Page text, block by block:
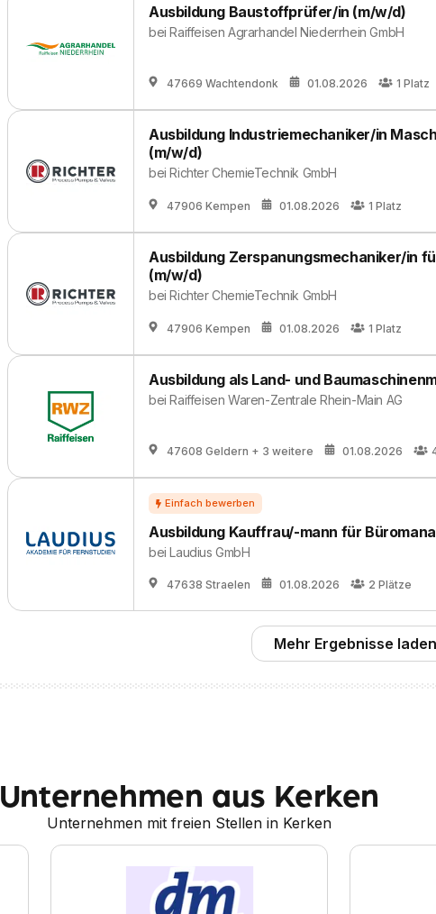
Ausbildung Baustoffprüfer/in (m/w/d)
beiRaiffeisen Agrarhandel Niederrhein GmbH
47669 Wachtendonk 01.08.2026 1 Platz
Ausbildung Industriemechaniker/in
(m/w/d)
beiRichter ChemieTechnik GmbH
47906 Kempen 01.08.2026 1 Platz
Ausbildung Zerspanungsmechaniker/in
(m/w/d)
beiRichter ChemieTechnik GmbH
47906 Kempen 01.08.2026 1 Platz
Ausbildung als Land- und
beiRaiffeisen Waren-Zentrale Rhein-Main AG
47608 Geldern + 3 weitere 01.08.2026
Ausbildung Kauffrau/-mann für
beiLaudius GmbH
47638 Straelen 01.08.2026 2 Plätze
Mehr Ergebnisse laden
Unternehmen aus Kerken
Unternehmen mit freien Stellen in Kerken